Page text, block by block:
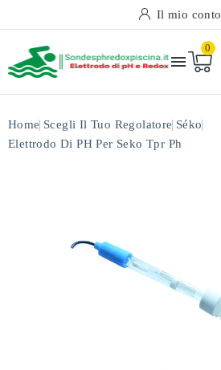
Il mio conto

0
Home Scegli Il Tuo Regolatore Séko
Elettrodo Di PH Per Seko Tpr Ph